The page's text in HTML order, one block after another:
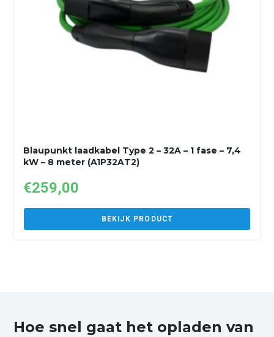
Blaupunkt laadkabel Type 2 – 32A – 1 fase – 7,4
kW – 8 meter (A1P32AT2)
€259,00
BEKIJK PRODUCT
Hoe snel gaat het opladen van